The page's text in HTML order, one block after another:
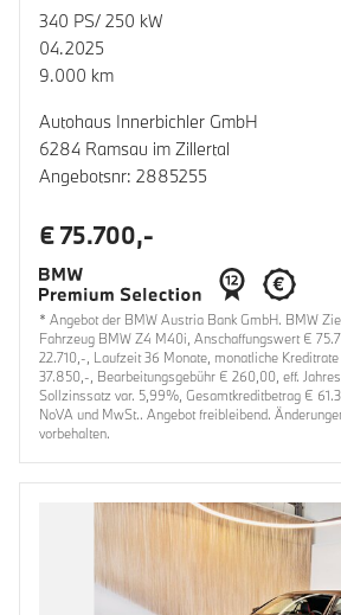
340 PS/ 250 kW
04.2025
9.000 km
Autohaus Innerbichler GmbH
6284 Ramsau im Zillertal
Angebotsnr: 2885255
€ 75.700,-
* Angebot der BMW Austria Bank GmbH. BMW
Fahrzeug BMW Z4 M40i, Anschaffungswert €
22.710,-, Laufzeit 36 Monate, monatliche
37.850,-, Bearbeitungsgebühr € 260,00, eff.
Sollzinssatz var. 5,99%, Gesamtkreditbetrag €
NoVA und MwSt.. Angebot freibleibend.
vorbehalten.